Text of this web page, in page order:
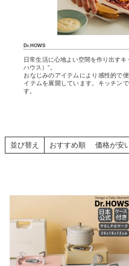
Dr.HOWS
日常生活に心地よい空間を作り出す
ハウス）"。
おなじみのアイテムにより感性的で
イテムを展開しています。キッチン
す。
並び替え おすすめ順 価格が安